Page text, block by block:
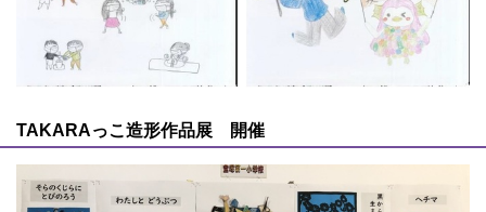
TAKARAっこ造形作品展 開催